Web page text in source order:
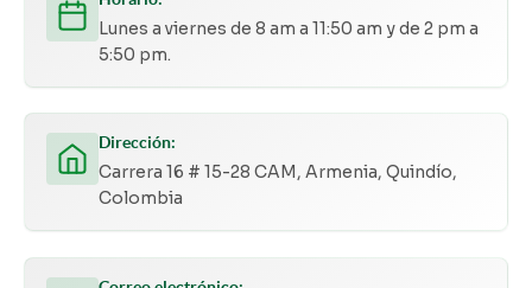
Lunes a viernes de 8 am a 11:50 am y de 2 pm a
5:50 pm.
Dirección:
Carrera 16 # 15-28 CAM, Armenia, Quindío,
Colombia